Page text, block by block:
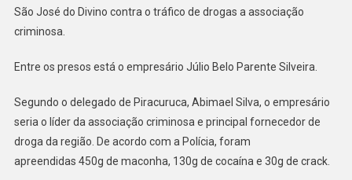
São José do Divino contra o tráfico de drogas a associação
criminosa.
Entre os presos está o empresário Júlio Belo Parente Silveira.
Segundo o delegado de Piracuruca, Abimael Silva, o empresário
seria o líder da associação criminosa e principal fornecedor de
droga da região. De acordo com a Polícia, foram
apreendidas 450g de maconha, 130g de cocaína e 30g de crack.